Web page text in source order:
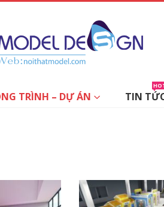
TRÌNH – DỰ ÁN TIN